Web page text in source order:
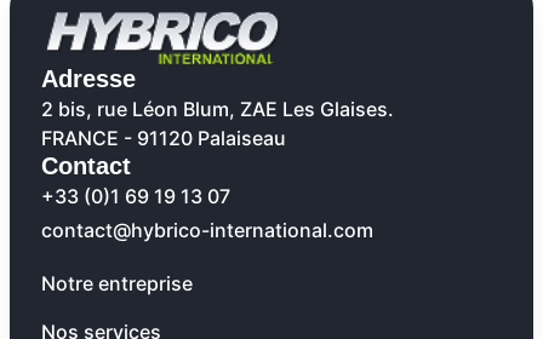
Adresse
2 bis, rue Léon Blum, ZAE Les Glaises.
FRANCE - 91120 Palaiseau
Contact
+33 (0)1 69 19 13 07
contact@hybrico-international.com
Notre entreprise
Nos services